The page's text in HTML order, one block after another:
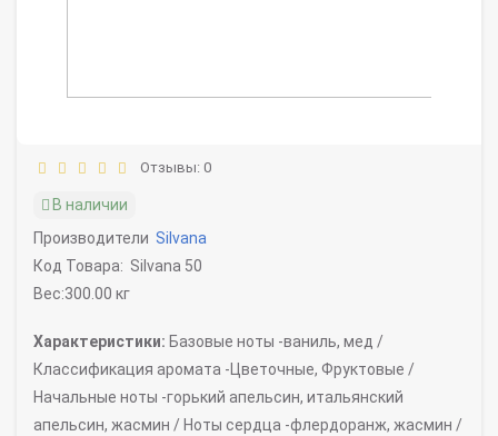
Отзывы: 0
В наличии
Производители Silvana
Код Товара: Silvana 50
Вес:300.00 кг
Характеристики: Базовые ноты -ваниль, мед /
Классификация аромата - Цветочные, Фруктовые /
Начальные ноты -горький апельсин, итальянский
апельсин, жасмин / Ноты сердца -флердоранж, жасмин /